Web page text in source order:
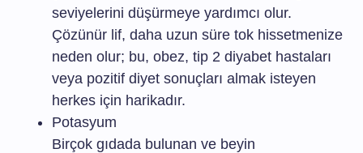
seviyelerini düşürmeye yardımcı olur.
Çözünür lif, daha uzun süre tok hissetmenize
neden olur; bu, obez, tip 2 diyabet hastaları
veya pozitif diyet sonuçları almak isteyen
herkes için harikadır.
Potasyum
Birçok gıdada bulunan ve beyin